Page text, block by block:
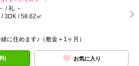
/ 礼 －
/ 3DK / 58.62㎡
に住めます♪（敷金＋1ヶ月）
) お気に入り